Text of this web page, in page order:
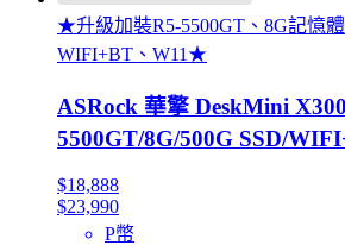
★升級加裝R5-5500GT、8G記憶體
WIFI+BT、W11★
ASRock 華擎 DeskMini
5500GT/8G/500G SSD/
$18,888
$23,990
P幣